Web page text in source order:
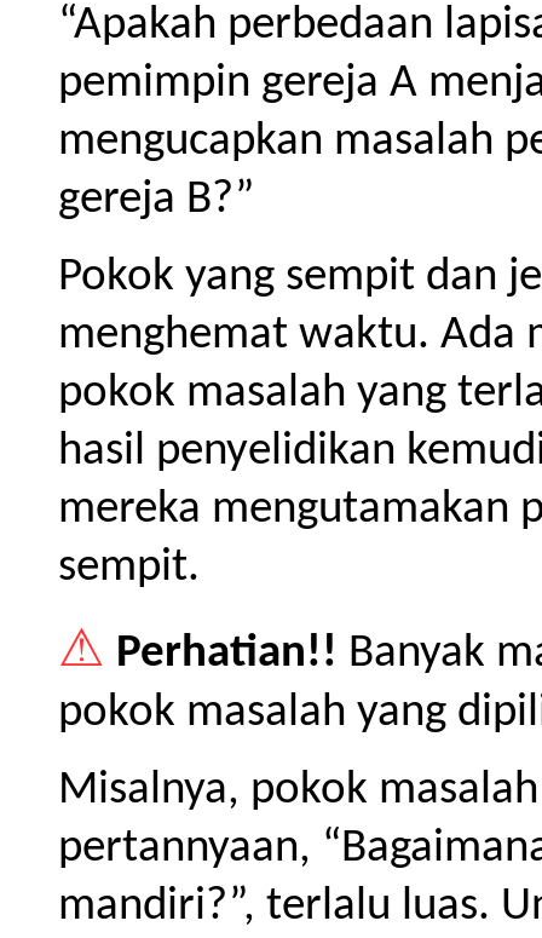
“Apakah perbedaan
pemimpin gereja A
mengucapkan masalah
gereja B?”
Pokok yang sempit dan
menghemat waktu. Ada
pokok masalah yang
hasil penyelidikan
mereka mengutamakan
sempit.
⚠ Perhatian!! Banyak
pokok masalah yang
Misalnya, pokok
pertannyaan,
mandiri?”, terlalu luas.